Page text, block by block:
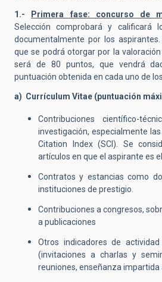
1.- Primera fase: concurso de
Selección comprobará y calificará
documentalmente por los
que se podrá otorgar por la
será de 80 puntos, que vendrá
puntuación obtenida en cada uno de
a) Currículum Vitae (puntuación
Contribuciones científico-
investigación, especialmente
Citation Index (SCI). Se
artículos en que el aspirante es
Contratos y estancias como
instituciones de prestigio.
Contribuciones a congresos,
a publicaciones
Otros indicadores de
(invitaciones a charlas y
reuniones, enseñanza impartida